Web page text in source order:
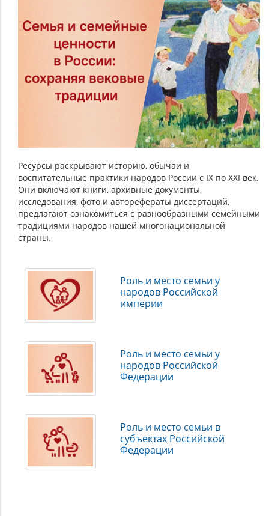
семейные
традиции
народов
России
Ресурсы раскрывают историю, обычаи и
воспитательные практики народов России с IX по XXI век.
Они включают книги, архивные документы,
исследования, фото и авторефераты диссертаций,
предлагают ознакомиться с разнообразными семейными
традициями народов нашей многонациональной
страны.
Роль и место семьи у
народов Российской
империи
Роль и место семьи у
народов Российской
Федерации
Роль и место семьи в
субъектах Российской
Федерации